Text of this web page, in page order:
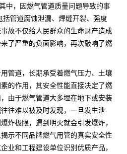
中，因燃气管道质量问题导致的事
管道腐蚀泄漏、焊缝开裂、强度
故不仅给人民群众的生命财产造成
了严重的负面影响，再次敲响了燃
管道，长期承受着燃气压力、土壤
的作用，其安全性能直接决定了燃
由于燃气管道大多埋在地下或安装
往难以被及时发现，一旦发生泄
炸极限，遇到明火就会引发爆炸，
示不同品牌燃气用管的真实安全性
业和工程建设单位识别优质产品，